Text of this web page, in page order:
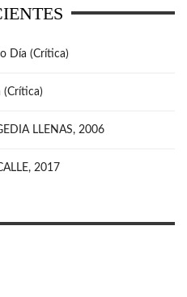
Día (Crítica)
(Crítica)
LLENAS, 2006
2017